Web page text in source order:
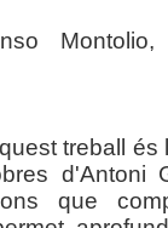
treball
d'Antoni
que